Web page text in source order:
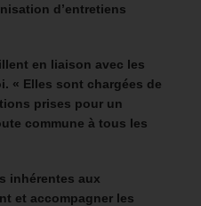
d’entretiens
en liaison avec les
« Elles sont chargées de
prises pour un
commune à tous les
inhérentes aux
et accompagner les